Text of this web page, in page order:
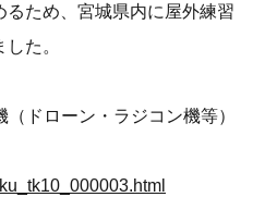
るため、宮城県内に屋外練習
た。
ドローン・ラジコン機等）